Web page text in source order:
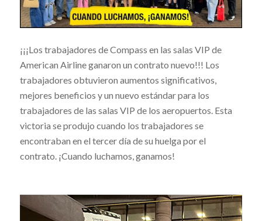
¡¡¡Los trabajadores de Compass en las salas VIP de
American Airline ganaron un contrato nuevo!!! Los
trabajadores obtuvieron aumentos significativos,
mejores beneficios y un nuevo estándar para los
trabajadores de las salas VIP de los aeropuertos. Esta
victoria se produjo cuando los trabajadores se
encontraban en el tercer día de su huelga por el
contrato. ¡Cuando luchamos, ganamos!